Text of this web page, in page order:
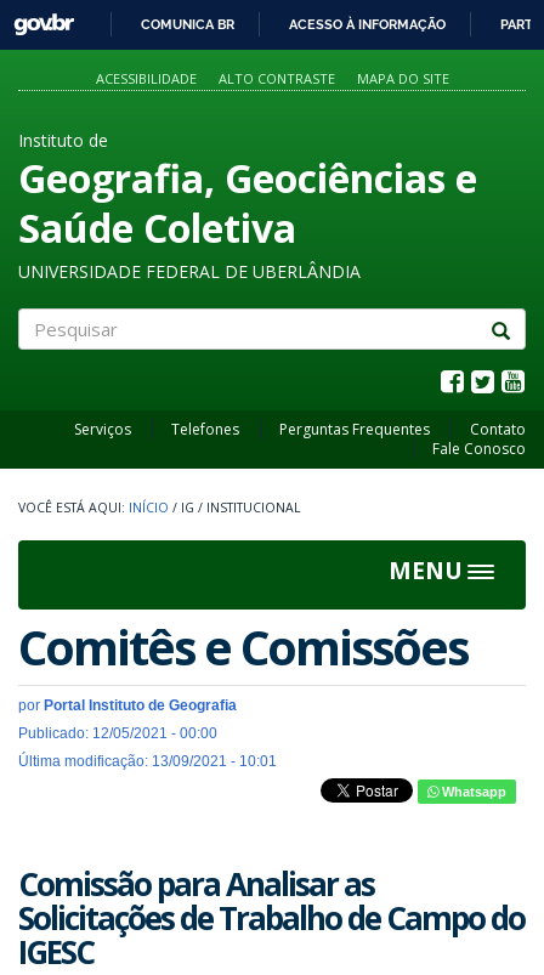
PARA
O
GOVBR
COMUNICA BR ACESSO À INFORMAÇÃO
ACESSIBILIDADE ALTO CONTRASTE MAPA DO SITE
Instituto de
Geografia, Geociências e
Saúde Coletiva
UNIVERSIDADE FEDERAL DE UBERLÂNDIA
Serviços Telefones Perguntas Frequentes
Contato
Fale Conosco
INÍCIO / IG / INSTITUCIONAL
MENU
Toggle
Comitês e Comissões
por Portal Instituto de Geografia
Publicado: 12/05/2021 - 00:00
Última modificação: 13/09/2021 - 10:01
Whatsapp
Comissão para Analisar as
Solicitações de Trabalho de Campo do
IGESC